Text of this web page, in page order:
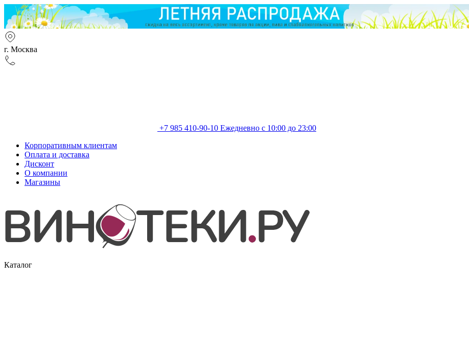
г. Москва
+7 985 410-90-10 Ежедневно с 10:00 до 23:00
Корпоративным клиентам
Оплата и доставка
Дисконт
О компании
Магазины
Каталог